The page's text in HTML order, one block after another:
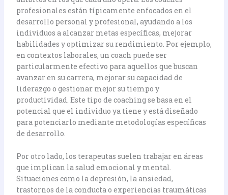
profesionales están típicamente enfocados en el
desarrollo personal y profesional, ayudando a los
individuos a alcanzar metas específicas, mejorar
habilidades y optimizar su rendimiento. Por ejemplo,
en contextos laborales, un coach puede ser
particularmente efectivo para aquellos que buscan
avanzar en su carrera, mejorar su capacidad de
liderazgo o gestionar mejor su tiempo y
productividad. Este tipo de coaching se basa en el
potencial que el individuo ya tiene y está diseñado
para potenciarlo mediante metodologías específicas
de desarrollo.
Por otro lado, los terapeutas suelen trabajar en áreas
que implican la salud emocional y mental.
Situaciones como la depresión, la ansiedad,
trastornos de la conducta o experiencias traumáticas